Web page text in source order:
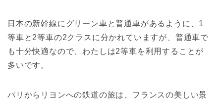
日本の新幹線にグリーン車と普通車があるように、1
等車と2等車の2クラスに分かれていますが、普通車で
も十分快適なので、わたしは2等車を利用することが
多いです。
パリからリヨンへの鉄道の旅は、フランスの美しい景